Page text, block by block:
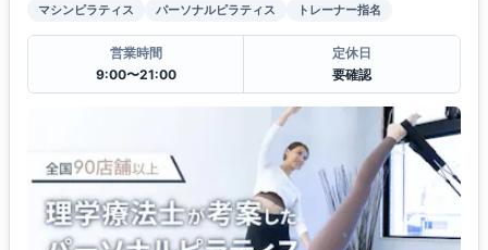
マシンピラティス パーソナルピラティス トレーナー指名
営業時間
9:00〜21:00
定休日
要確認